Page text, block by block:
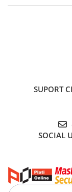
Oțel pătrat
Oțel rotund
Profil C zincat
Profil tip H
SUPORT
SOCIAL